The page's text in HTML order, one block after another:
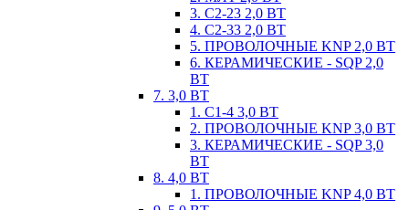
3. С2-23 2,0 ВТ
4. С2-33 2,0 ВТ
5. ПРОВОЛОЧНЫЕ KNP 2,0 ВТ
6. КЕРАМИЧЕСКИЕ - SQP 2,0
ВТ
7. 3,0 ВТ
1. С1-4 3,0 ВТ
2. ПРОВОЛОЧНЫЕ KNP 3,0 ВТ
3. КЕРАМИЧЕСКИЕ - SQP 3,0
ВТ
8. 4,0 ВТ
1. ПРОВОЛОЧНЫЕ KNP 4,0 ВТ